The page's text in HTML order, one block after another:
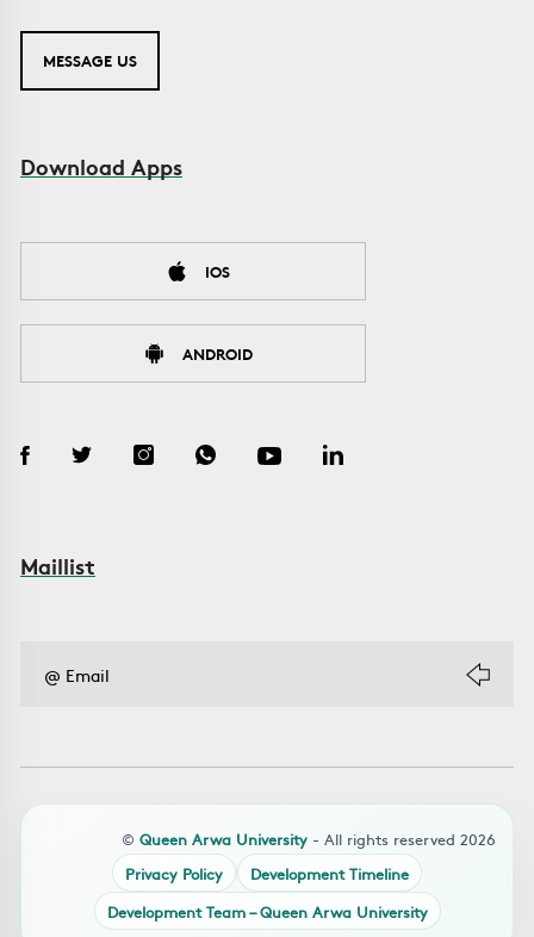
MESSAGE US
Download Apps
IOS
ANDROID
Maillist
© Queen Arwa University - All rights reserved 2026
Privacy Policy
Development Timeline
Development Team – Queen Arwa University